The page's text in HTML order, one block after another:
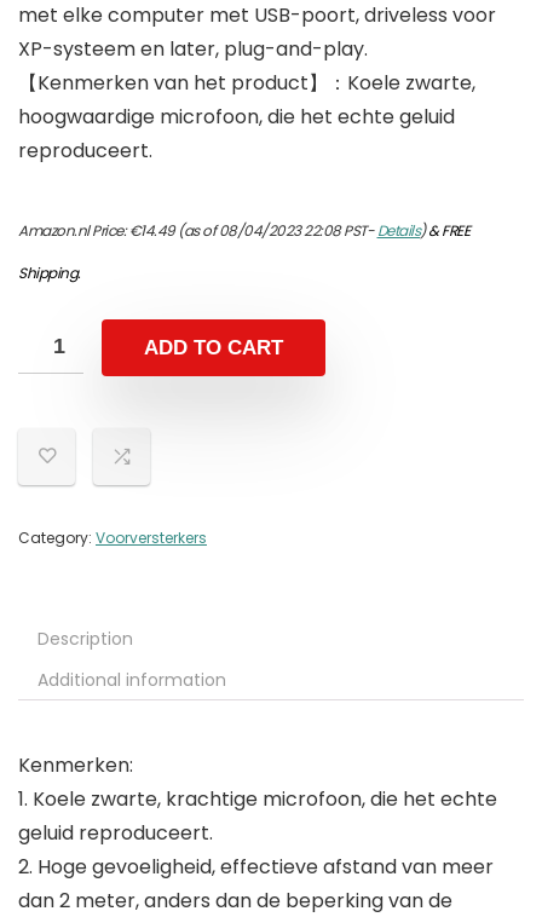
met elke computer met USB-poort, driveless voor
XP-systeem en later, plug-and-play.
【Kenmerken van het product】：Koele zwarte,
hoogwaardige microfoon, die het echte geluid
reproduceert.
Amazon.nl Price:€14.49(as of 08/04/2023 22:08 PST-Details)&FREE
Shipping.
ADD TO CART
Category: Voorversterkers
Description
Additional information
Kenmerken:
1. Koele zwarte, krachtige microfoon, die het echte
geluid reproduceert.
2. Hoge gevoeligheid, effectieve afstand van meer
dan 2 meter, anders dan de beperking van de